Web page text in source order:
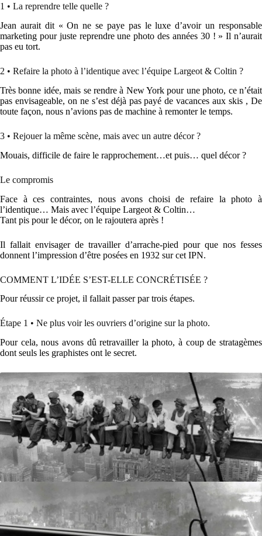
1 • La reprendre telle quelle ?
Jean aurait dit « On ne se paye pas le luxe d’avoir un responsable
marketing pour juste reprendre une photo des années 30 ! » Il n’aurait
pas eu tort.
2 • Refaire la photo à l’identique avec l’équipe Largeot & Coltin ?
Très bonne idée, mais se rendre à New York pour une photo, ce n’était
pas envisageable, on ne s’est déjà pas payé de vacances aux skis , De
toute façon, nous n’avions pas de machine à remonter le temps.
3 • Rejouer la même scène, mais avec un autre décor ?
Mouais, difficile de faire le rapprochement…et puis… quel décor ?
Le compromis
Face à ces contraintes, nous avons choisi de refaire la photo à
l’identique… Mais avec l’équipe Largeot & Coltin…
Tant pis pour le décor, on le rajoutera après !
Il fallait envisager de travailler d’arrache-pied pour que nos fesses
donnent l’impression d’être posées en 1932 sur cet IPN.
COMMENT L’IDÉE S’EST-ELLE CONCRÉTISÉE ?
Pour réussir ce projet, il fallait passer par trois étapes.
Étape 1 • Ne plus voir les ouvriers d’origine sur la photo.
Pour cela, nous avons dû retravailler la photo, à coup de stratagèmes
dont seuls les graphistes ont le secret.